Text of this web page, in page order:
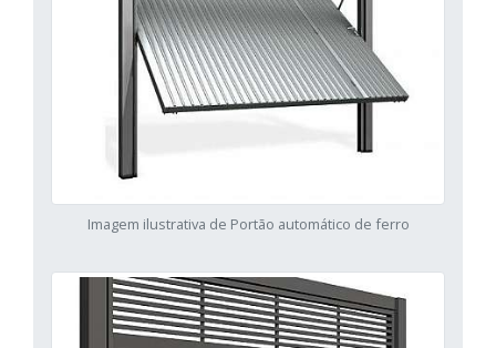
Imagem ilustrativa de Portão automático de ferro